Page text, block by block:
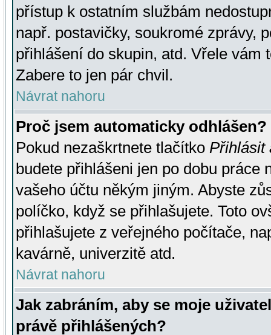
přístup k ostatním službám
např. postavičky, soukromé zprávy,
přihlášení do skupin, atd. Vřele vám
Zabere to jen pár chvil.
Návrat nahoru
Proč jsem automaticky odhlášen?
Pokud nezaškrtnete tlačítko Přihlásit
budete přihlášeni jen po dobu práce
vašeho účtu někým jiným. Abyste
políčko, když se přihlašujete. Toto
přihlašujete z veřejného počítače,
kavárně, univerzitě atd.
Návrat nahoru
Jak zabráním, aby se moje
právě přihlášených?